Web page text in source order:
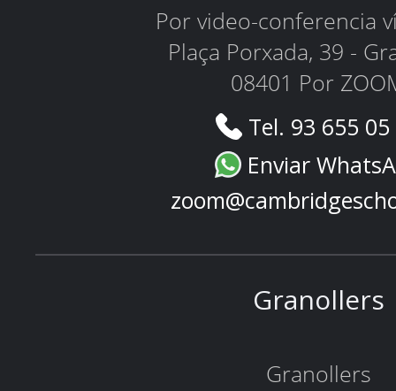
Por video-conferencia
Plaça Porxada, 39 -
08401 Por
Tel. 93 655
Enviar
Granollers
Granollers